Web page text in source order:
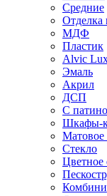
Средние
Отделка
МДФ
Пластик
Alvic
Эмаль
Акрил
ДСП
С
Шкафы-
Матовое
Стекло
Цветное